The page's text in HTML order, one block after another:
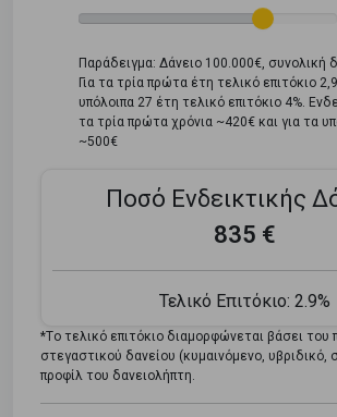
Παράδειγμα: Δάνειο 100.000€, συνολική
Για τα τρία πρώτα έτη τελικό επιτόκιο
υπόλοιπα 27 έτη τελικό επιτόκιο 4%.
τα τρία πρώτα χρόνια ~420€ και για τα
~500€
Ποσό Ενδεικτικής
835 €
Τελικό Επιτόκιο: 2.9%
*Tο τελικό επιτόκιο διαμορφώνεται βάσει του
στεγαστικού δανείου (κυμαινόμενο, υβριδικό,
προφίλ του δανειολήπτη.